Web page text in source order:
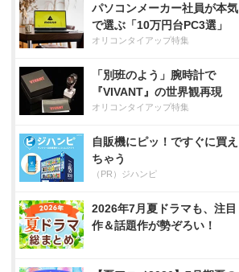
パソコンメーカー社員が本気
で選ぶ「10万円台PC3選」
オリコンタイアップ特集
「別班のよう」腕時計で
『VIVANT』の世界観再現
オリコンタイアップ特集
自販機にピッ！ですぐに買え
ちゃう
（PR）ジハンピ
2026年7月夏ドラマも、注目
作＆話題作が勢ぞろい！